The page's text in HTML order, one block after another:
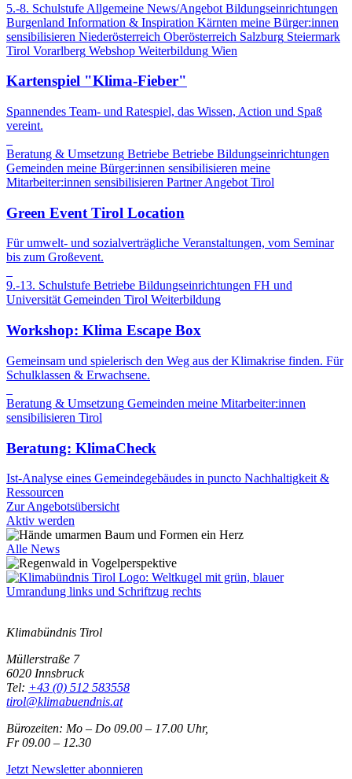
5.-8. Schulstufe Allgemeine News/Angebot Bildungseinrichtungen
Burgenland Information & Inspiration Kärnten meine Bürger:innen
sensibilisieren Niederösterreich Oberösterreich Salzburg Steiermark
Tirol Vorarlberg Webshop Weiterbildung Wien
Kartenspiel "Klima-Fieber"
Spannendes Team- und Ratespiel, das Wissen, Action und Spaß
vereint.
Beratung & Umsetzung Betriebe Betriebe Bildungseinrichtungen
Gemeinden meine Bürger:innen sensibilisieren meine
Mitarbeiter:innen sensibilisieren Partner Angebot Tirol
Green Event Tirol Location
Für umwelt- und sozialverträgliche Veranstaltungen, vom Seminar
bis zum Großevent.
9.-13. Schulstufe Betriebe Bildungseinrichtungen FH und
Universität Gemeinden Tirol Weiterbildung
Workshop: Klima Escape Box
Gemeinsam und spielerisch den Weg aus der Klimakrise finden. Für
Schulklassen & Erwachsene.
Beratung & Umsetzung Gemeinden meine Mitarbeiter:innen
sensibilisieren Tirol
Beratung: KlimaCheck
Ist-Analyse eines Gemeindegebäudes in puncto Nachhaltigkeit &
Ressourcen
Zur Angebotsübersicht
Aktiv werden
Alle News
Klimabündnis Tirol
Müllerstraße 7
6020 Innsbruck
Tel: +43 (0) 512 583558
tirol@klimabuendnis.at
Bürozeiten: Mo – Do 09.00 – 17.00 Uhr,
Fr 09.00 – 12.30
Jetzt Newsletter abonnieren